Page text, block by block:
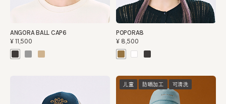
ANGORA BALL CAP6
¥11,500
POPORA8
¥8,500
儿童 防晒加工 可清洗